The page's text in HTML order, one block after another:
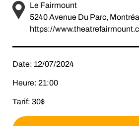
Le Fairmount
5240 Avenue Du Parc,
https://
Date: 12/07/2024
Heure: 21:00
Tarif: 30$